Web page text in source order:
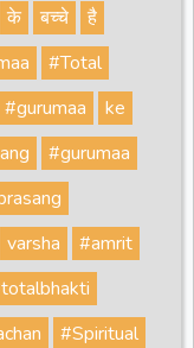
के बच्चे
है
#Total
#gurumaa
ke
#gurumaa
varsha
#amrit
#Spiritual